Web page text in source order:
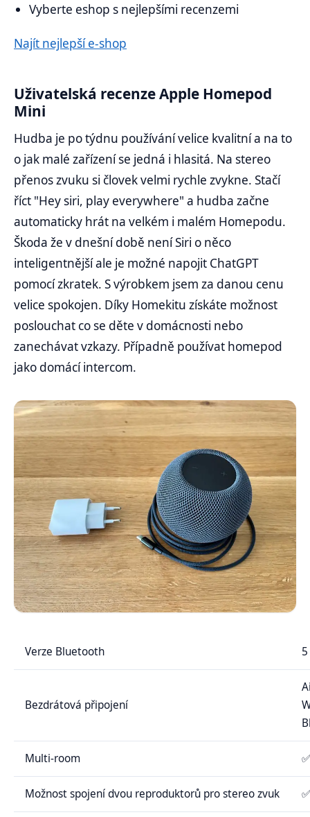
Vyberte eshop s nejlepšími recenzemi
Najít nejlepší e-shop
Uživatelská recenze Apple Homepod
Mini
Hudba je po týdnu používání velice kvalitní a na to
o jak malé zařízení se jedná i hlasitá. Na stereo
přenos zvuku si človek velmi rychle zvykne. Stačí
říct "Hey siri, play everywhere" a hudba začne
automaticky hrát na velkém i malém Homepodu.
Škoda že v dnešní době není Siri o něco
inteligentnější ale je možné napojit ChatGPT
pomocí zkratek. S výrobkem jsem za danou cenu
velice spokojen. Díky Homekitu získáte možnost
poslouchat co se děte v domácnosti nebo
zanechávat vzkazy. Případně používat homepod
jako domácí intercom.
Verze Bluetooth 5
Bezdrátová připojení
Multi-room ✅
Možnost spojení dvou reproduktorů pro stereo zvuk ✅